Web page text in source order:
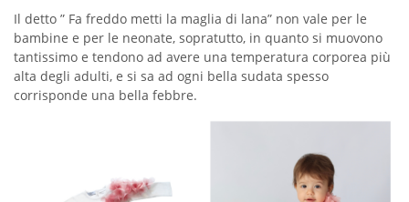
Il detto ” Fa freddo metti la maglia di lana” non vale per le
bambine e per le neonate, sopratutto, in quanto si muovono
tantissimo e tendono ad avere una temperatura corporea più
alta degli adulti, e si sa ad ogni bella sudata spesso
corrisponde una bella febbre.